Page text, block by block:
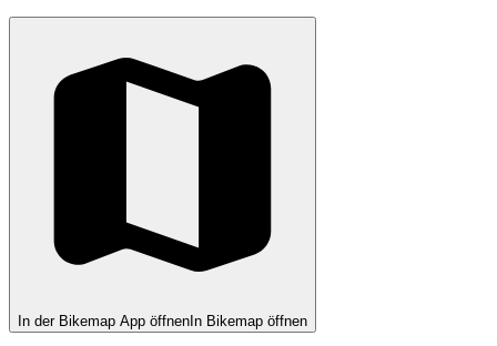
In der Bikemap App öffnen In Bikemap öffnen